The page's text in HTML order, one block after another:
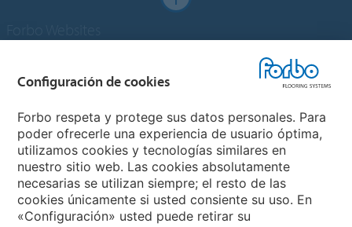
Forbo Flooring Systems
Forbo Movement Systems
Configuración de cookies
Forbo respeta y protege sus datos personales. Para
poder ofrecerle una experiencia de usuario óptima,
utilizamos cookies y tecnologías similares en
nuestro sitio web. Las cookies absolutamente
necesarias se utilizan siempre; el resto de las
cookies únicamente si usted consiente su uso. En
«Configuración» usted puede retirar su